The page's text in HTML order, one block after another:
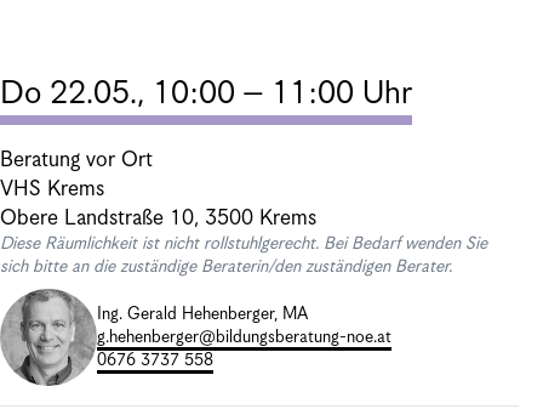
Do 22.05., 10:00 – 11:00 Uhr
Beratung vor Ort
VHS Krems
Obere Landstraße 10, 3500 Krems
Diese Räumlichkeit ist nicht rollstuhlgerecht. Bei Bedarf wenden Sie
sich bitte an die zuständige Beraterin/den zuständigen Berater.
Ing. Gerald Hehenberger, MA
g.hehenberger@bildungsberatung-noe.at
0676 3737 558